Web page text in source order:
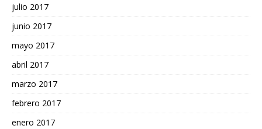
julio 2017
junio 2017
mayo 2017
abril 2017
marzo 2017
febrero 2017
enero 2017